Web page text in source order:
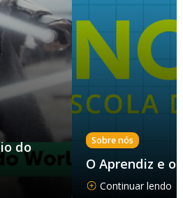
do
Sobre nós
O Aprendiz e o
Continuar lendo